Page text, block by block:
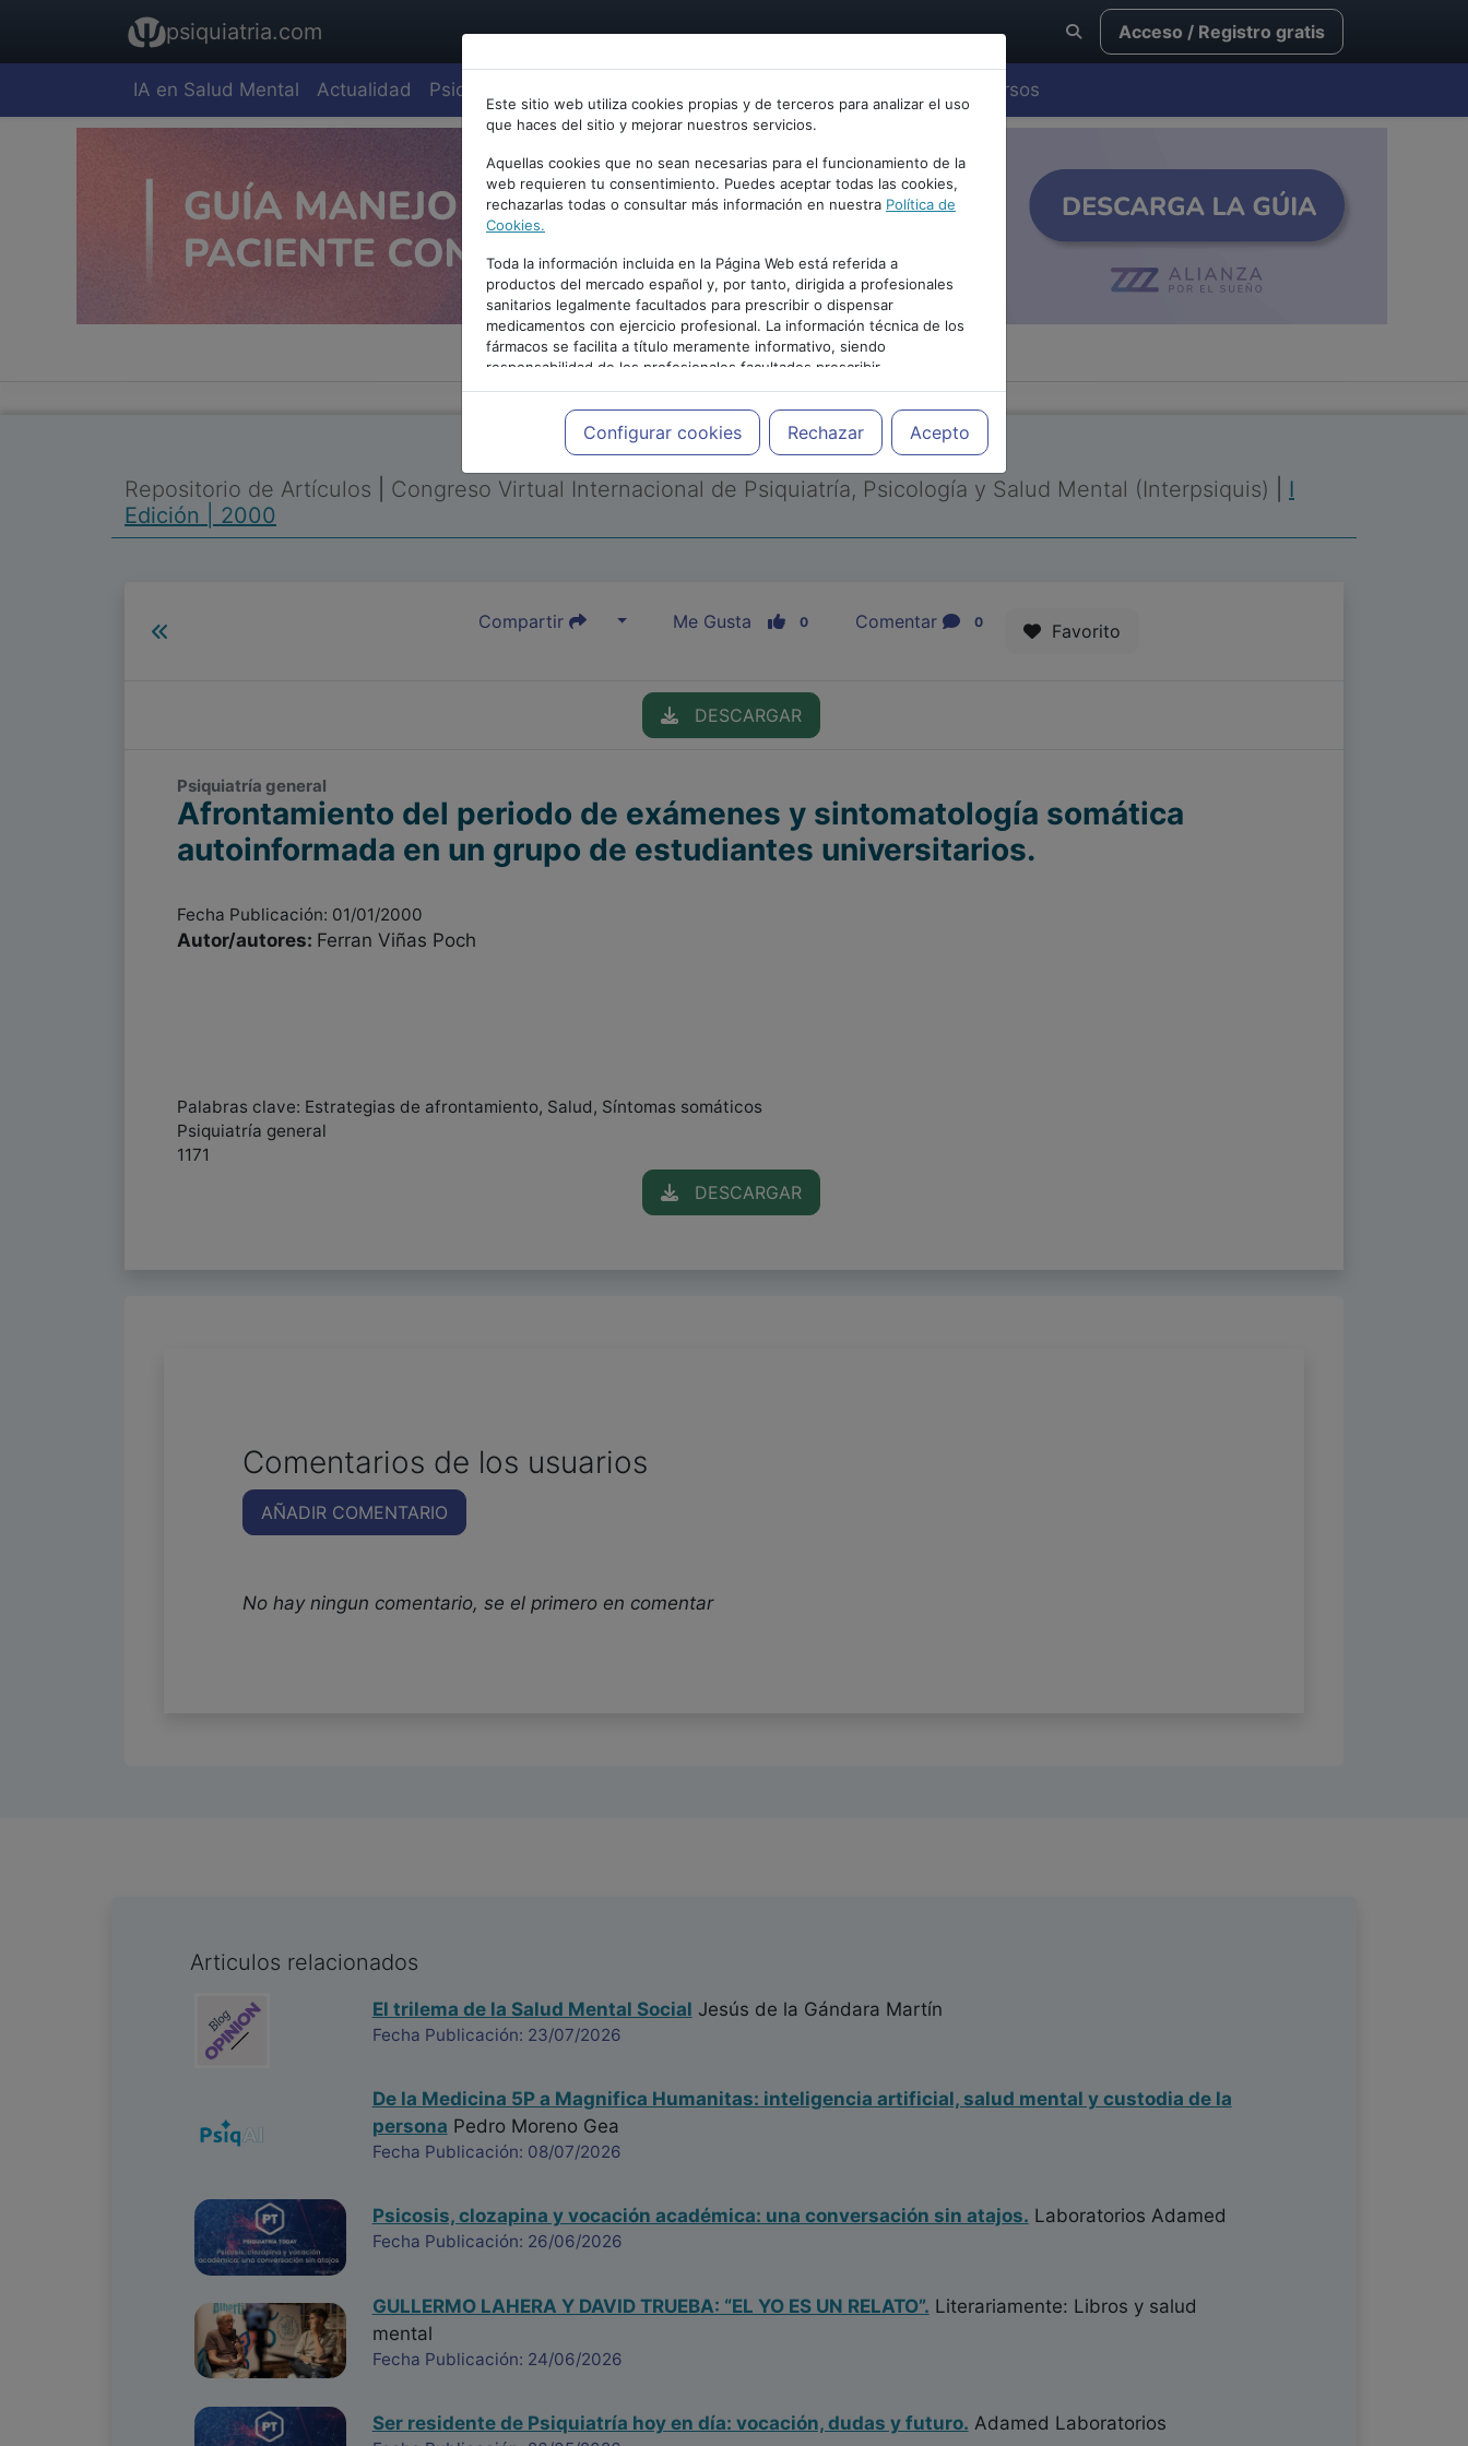
psiquiatria.com Acceso / Registro gratis
IA en Salud Mental Actualidad Psiquiatría Cursos
Este sitio web utiliza cookies propias y de terceros para analizar el uso
que haces del sitio y mejorar nuestros servicios.
Aquellas cookies que no sean necesarias para el funcionamiento de la
web requieren tu consentimiento. Puedes aceptar todas las cookies,
rechazarlas todas o consultar más información en nuestra Política de
Cookies.
Toda la información incluida en la Página Web está referida a
productos del mercado español y, por tanto, dirigida a profesionales
sanitarios legalmente facultados para prescribir o dispensar
medicamentos con ejercicio profesional. La información técnica de los
fármacos se facilita a título meramente informativo, siendo
responsabilidad de los profesionales facultados prescribir
medicamentos y decidir, en cada caso concreto, el tratamiento más
adecuado a las necesidades del paciente.
Configurar cookies Rechazar Acepto
PUBLICIDAD
Repositorio de Artículos Congreso Virtual Internacional de Psiquiatría, Psicología y Salud Mental (Interpsiquis)
I
Edición | 2000
Compartir Me Gusta 0 Comentar 0 Favorito
DESCARGAR
Psiquiatría general
Afrontamiento del periodo de exámenes y sintomatología somática
autoinformada en un grupo de estudiantes universitarios.
Fecha Publicación: 01/01/2000
Autor/autores: Ferran Viñas Poch
Palabras clave: Estrategias de afrontamiento, Salud, Síntomas somáticos
Psiquiatría general
1171
DESCARGAR
Comentarios de los usuarios
AÑADIR COMENTARIO
No hay ningun comentario, se el primero en comentar
Articulos relacionados
El trilema de la Salud Mental Social Jesús de la Gándara Martín
Fecha Publicación: 23/07/2026
De la Medicina 5P a Magnifica Humanitas: inteligencia artificial, salud mental y custodia de la
persona Pedro Moreno Gea
Fecha Publicación: 08/07/2026
Psicosis, clozapina y vocación académica: una conversación sin atajos. Laboratorios Adamed
Fecha Publicación: 26/06/2026
GULLERMO LAHERA Y DAVID TRUEBA: “EL YO ES UN RELATO”. Literariamente: Libros y salud
mental
Fecha Publicación: 24/06/2026
Ser residente de Psiquiatría hoy en día: vocación, dudas y futuro. Adamed Laboratorios